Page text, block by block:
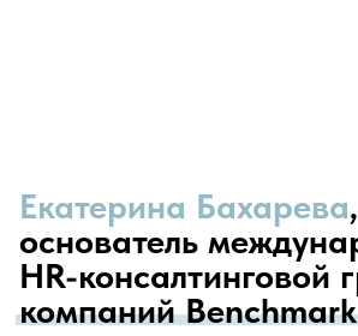
HR-консалтинговой группы
компаний Benchmark Executive